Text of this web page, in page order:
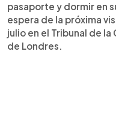
pasaporte y dormir en
espera de la próxima
julio en el Tribunal de
de Londres.